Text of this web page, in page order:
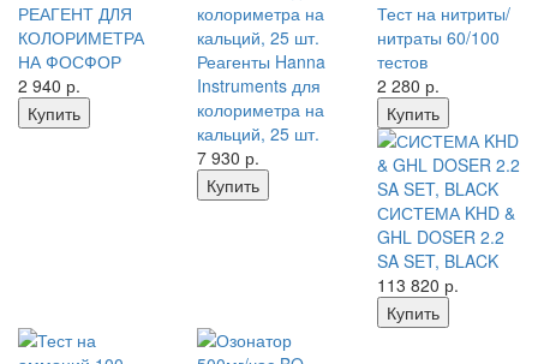
РЕАГЕНТ ДЛЯ
КОЛОРИМЕТРА
НА ФОСФОР
2 940 р.
Купить
Реагенты Hanna
Instruments для
колориметра на
кальций, 25 шт.
7 930 р.
Купить
Тест на нитриты/
нитраты 60/100
тестов
2 280 р.
Купить
СИСТЕМА KHD &
GHL DOSER 2.2
SA SET, BLACK
113 820 р.
Купить